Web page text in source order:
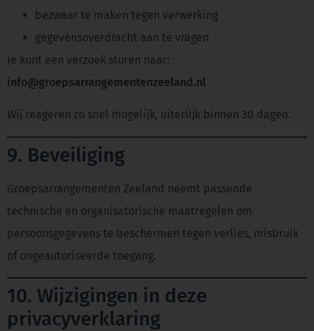
bezwaar te maken tegen verwerking
gegevensoverdracht aan te vragen
Je kunt een verzoek sturen naar:
info@groepsarrangementenzeeland.nl
Wij reageren zo snel mogelijk, uiterlijk binnen 30 dagen.
9. Beveiliging
Groepsarrangementen Zeeland neemt passende
technische en organisatorische maatregelen om
persoonsgegevens te beschermen tegen verlies, misbruik
of ongeautoriseerde toegang.
10. Wijzigingen in deze
privacyverklaring